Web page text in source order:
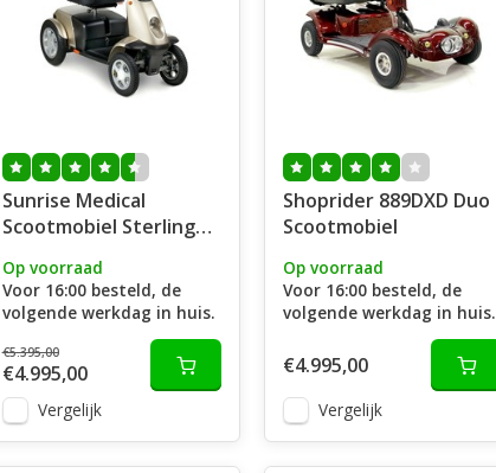
Sunrise Medical
Scootmobiel Sterling
Op voorraad
Voor 16:00 besteld, de
volgende werkdag in huis.
€5.395,00
€4.995,00
Vergelijk
Shoprider 889DXD Duo
Scootmobiel
Op voorraad
Voor 16:00 besteld, de
volgende werkdag in huis.
€4.995,00
Vergelijk